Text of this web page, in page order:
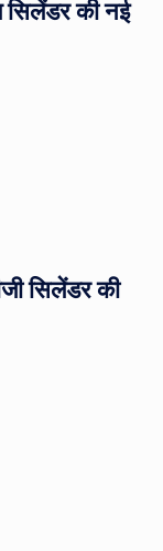
सिलेंडर की नई
सिलेंडर की